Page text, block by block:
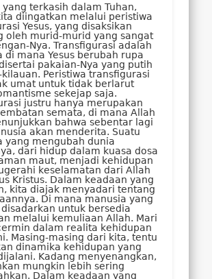
yang terkasih dalam Tuhan,
diingatkan melalui peristiwa
Yesus, yang disaksikan
oleh murid-murid yang sangat
Nya. Transfigurasi adalah
di mana Yesus berubah rupa
pakaian-Nya yang putih
Peristiwa transfigurasi
umat untuk tidak berlarut
sekejap saja.
justru hanya merupakan
semata, di mana Allah
bahwa sebentar lagi
akan menderita. Suatu
yang mengubah dunia
dari hidup dalam kuasa dosa
maut, menjadi kehidupan
keselamatan dari Allah
Kristus. Dalam keadaan yang
kita diajak menyadari tentang
Di mana manusia yang
disadarkan untuk bersedia
melalui kemuliaan Allah. Mari
dalam realita kehidupan
Masing-masing dari kita, tentu
dinamika kehidupan yang
Kadang menyenangkan,
mungkin lebih sering
Dalam keadaan yang